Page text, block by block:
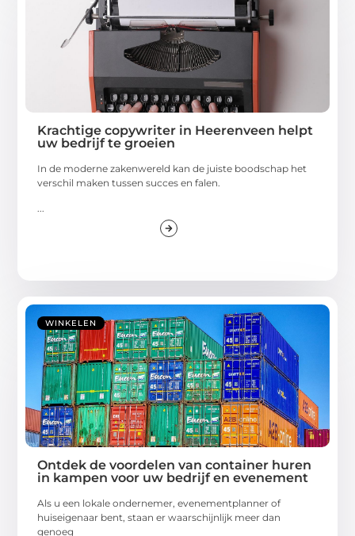
Krachtige copywriter in Heerenveen helpt
uw bedrijf te groeien
In de moderne zakenwereld kan de juiste boodschap het
verschil maken tussen succes en falen.
...
WINKELEN
Ontdek de voordelen van container huren
in kampen voor uw bedrijf en evenement
Als u een lokale ondernemer, evenementplanner of
huiseigenaar bent, staan er waarschijnlijk meer dan
genoeg